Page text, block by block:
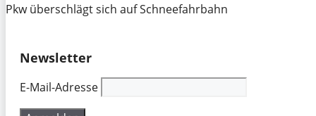
Pkw überschlägt sich auf Schneefahrbahn
Newsletter
E-Mail-Adresse